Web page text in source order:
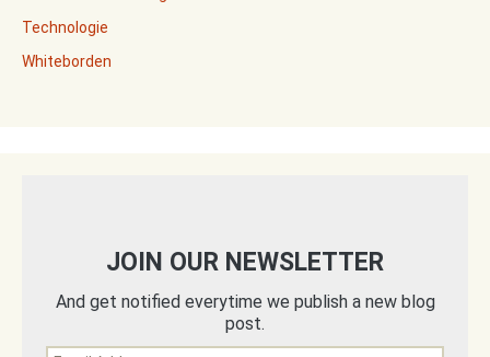
Technologie
Whiteborden
JOIN OUR NEWSLETTER
And get notified everytime we publish a new blog
post.